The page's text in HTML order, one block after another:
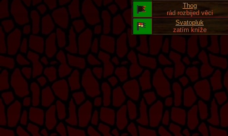
Thog
rád rozbijed věci
Svatopluk
zatím kníže